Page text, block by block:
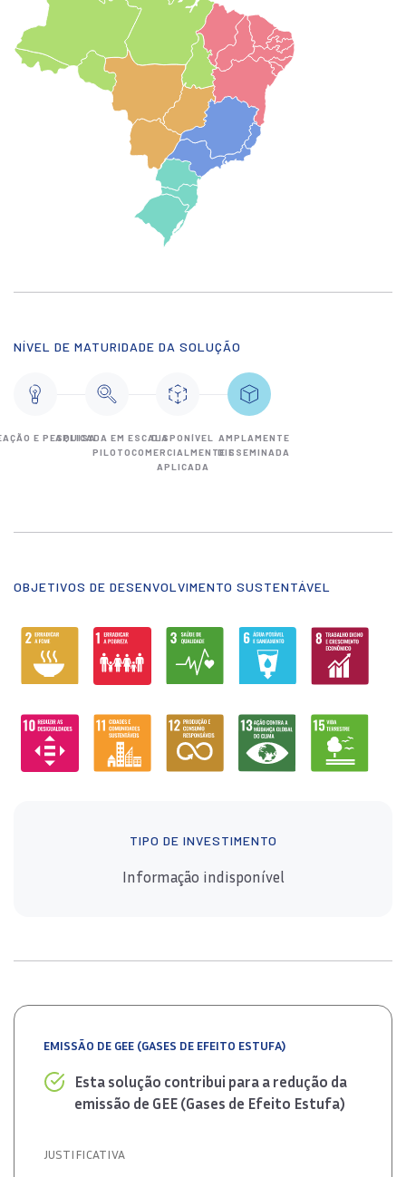
NÍVEL DE MATURIDADE DA SOLUÇÃO
E PESQUISA
APLICADA EM ESCALA
PILOTO
DISPONÍVEL
COMERCIALMENTE E
APLICADA
AMPLAMENTE
DISSEMINADA
OBJETIVOS DE DESENVOLVIMENTO SUSTENTÁVEL
TIPO DE INVESTIMENTO
Informação indisponível
EMISSÃO DE GEE (GASES DE EFEITO ESTUFA)
Esta solução contribui para a redução da
emissão de GEE (Gases de Efeito Estufa)
JUSTIFICATIVA